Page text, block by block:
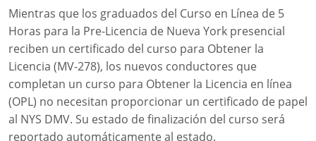
Mientras que los graduados del Curso en Línea de 5
Horas para la Pre-Licencia de Nueva York presencial
reciben un certificado del curso para Obtener la
Licencia (MV-278), los nuevos conductores que
completan un curso para Obtener la Licencia en línea
(OPL) no necesitan proporcionar un certificado de papel
al NYS DMV. Su estado de finalización del curso será
reportado automáticamente al estado.